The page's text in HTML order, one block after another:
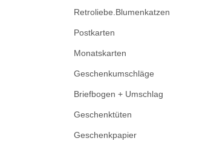
Retroliebe.Blumenkatzen
Postkarten
Monatskarten
Geschenkumschläge
Briefbogen + Umschlag
Geschenktüten
Geschenkpapier